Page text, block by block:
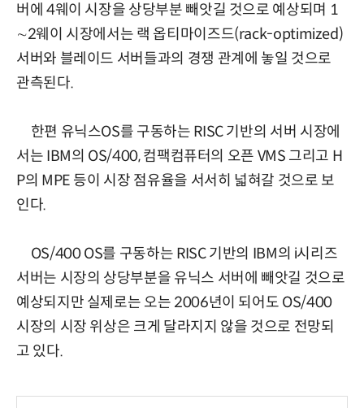
버에 4웨이 시장을 상당부분 빼앗길 것으로 예상되며 1
∼2웨이 시장에서는 랙 옵티마이즈드(rack-optimized)
서버와 블레이드 서버들과의 경쟁 관계에 놓일 것으로
관측된다.
한편 유닉스OS를 구동하는 RISC 기반의 서버 시장에
서는 IBM의 OS/400, 컴팩컴퓨터의 오픈 VMS 그리고 H
P의 MPE 등이 시장 점유율을 서서히 넓혀갈 것으로 보
인다.
OS/400 OS를 구동하는 RISC 기반의 IBM의 i시리즈
서버는 시장의 상당부분을 유닉스 서버에 빼앗길 것으로
예상되지만 실제로는 오는 2006년이 되어도 OS/400
시장의 시장 위상은 크게 달라지지 않을 것으로 전망되
고 있다.